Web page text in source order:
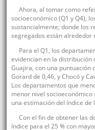
Ahora, al tomar como
socioeconómico (Q1 y Q4),
sustancialmente; donde los
segregados están alrededor
Para el Q1, los
evidencian en la distribución
Guajira, con una puntuación
Gorard de 0,46, y Chocó y
Los departamentos que
menor nivel socioeconómico
una estimación del índice de
Con el fin de obtener las
índice para el 25 % con